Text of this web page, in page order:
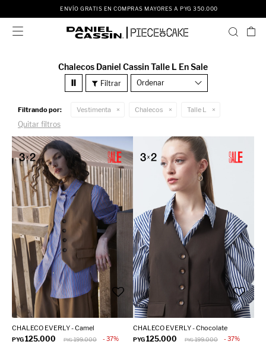
ENVÍO GRATIS EN COMPRAS MAYORES A PYG 350.000

Chalecos Daniel Cassin Talle L En Sale
Recomendados
Filtrando por: Vestimenta Chalecos Talle L
Quitar filtros
CHALECO EVERLY - Camel
PYG125.000 PYG 199.000 37
CHALECO EVERLY - Chocolate
PYG125.000 PYG 199.000 37